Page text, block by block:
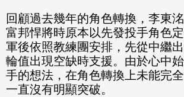
回顧過去幾年的角色轉換，李東
富邦悍將時原本以先發投手角色
軍後依照教練團安排，先從中繼
輪值出現空缺時支援。由於心中
手的想法，在角色轉換上未能完
一直沒有明顯突破。